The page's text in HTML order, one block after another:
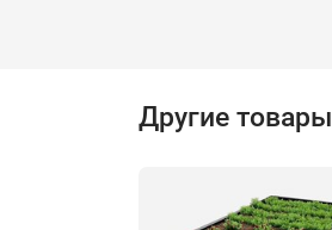
Другие товары